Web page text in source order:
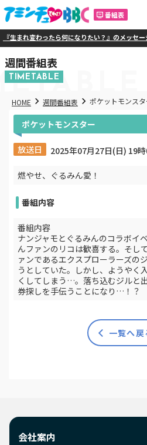
番組表
生まれ変わったら何になりたい？』のメッセー
週間番組表
TIMETABLE
HOME 週間番組表 ポケットモンスタ
ポケットモンスター
放送日 2025年07月27日(日) 19
燃やせ、ぐるみん愛！
番組内容
番組内容
ナンジャモとぐるみんのコラボイ
んファンのリコは歓喜する。そし
ァンであるエクスプローラーズの
うとしていた。しかし、ようやく
くしてしまう…。落ち込むジルと
券探しを手伝うことになり…！？
一覧へ戻
会社案内